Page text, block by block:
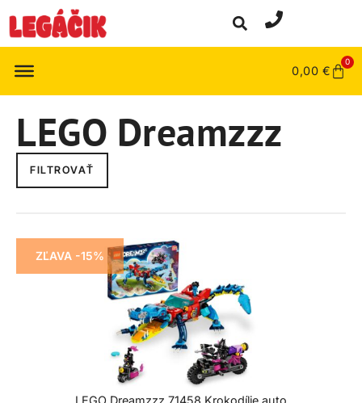
0,00 €
0
LEGO Dreamzzz
FILTROVAŤ
ZĽAVA -15%